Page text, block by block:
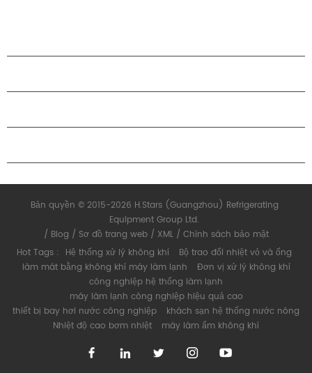
Bản quyền © 2015-2026 H.Stars (Guangzhou) Refrigerating
Equipment Group Ltd.
/ Blog / Sơ đồ trang web/ XML/ Chính sách bảo mật
Hot Tags :
Hệ thống xử lý không khí
Bộ trao đổi nhiệt vỏ và ống
làm mát bằng không khí máy làm lạnh
Đơn vị xử lý không khí
công nghiệp hệ thống làm lạnh
máy làm lạnh công nghiệp hiệu quả cao
thiết bị bay hơi nước công nghiệp
khách sạn hệ thống nước nóng
Nhiệt độ cao bơm nhiệt
máy làm ẩm không khí